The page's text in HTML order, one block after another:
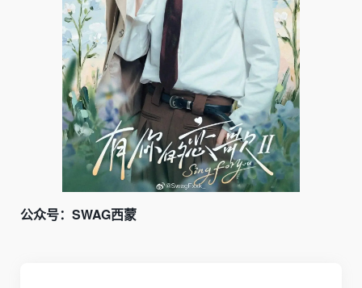
公众号：SWAG西蒙